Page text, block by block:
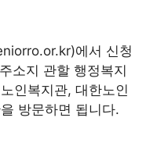
에서 신청
소지 관할 행정복지
인복지관, 대한노인
방문하면 됩니다.